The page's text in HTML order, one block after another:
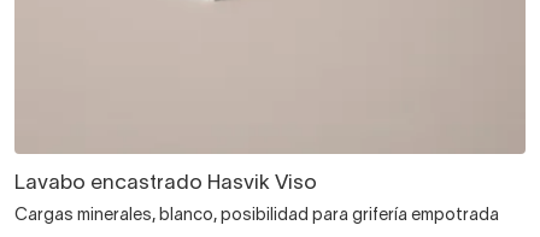
Lavabo encastrado Hasvik Viso
Cargas minerales, blanco, posibilidad para grifería empotrada